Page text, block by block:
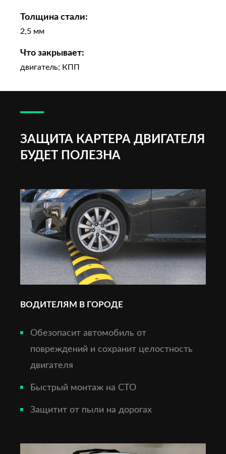
Толщина стали:
2,5 мм
Что закрывает:
двигатель; КПП
ЗАЩИТА КАРТЕРА ДВИГАТЕЛЯ
БУДЕТ ПОЛЕЗНА
ВОДИТЕЛЯМ В ГОРОДЕ
Обезопасит автомобиль от
повреждений и сохранит целостность
двигателя
Быстрый монтаж на СТО
Защитит от пыли на дорогах